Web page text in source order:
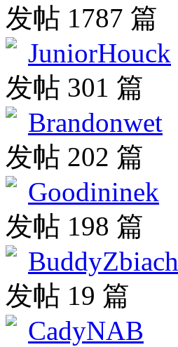
发帖 1787 篇
JuniorHouck
发帖 301 篇
Brandonwet
发帖 202 篇
Goodininek
发帖 198 篇
BuddyZbiach
发帖 19 篇
CadyNAB